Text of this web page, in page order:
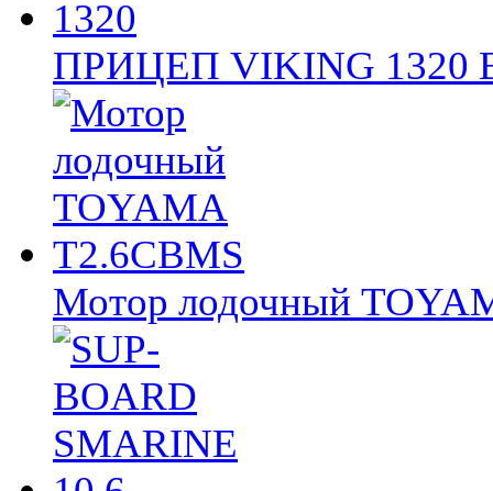
ПРИЦЕП VIKING
Мотор лодочный